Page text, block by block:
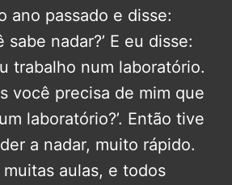
ano passado e disse:
sabe nadar?’ E eu disse:
trabalho num laboratório.
você precisa de mim que
laboratório?’. Então tive
a nadar, muito rápido.
aulas, e todos